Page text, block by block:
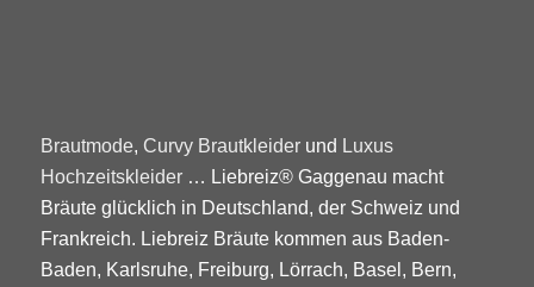
Brautmode, Curvy Brautkleiderund Luxus
Hochzeitskleider… Liebreiz® Gaggenau macht
Bräute glücklich in Deutschland, der Schweiz und
Frankreich. Liebreiz Bräute kommen aus Baden-
Baden, Karlsruhe, Freiburg, Lörrach, Basel, Bern,